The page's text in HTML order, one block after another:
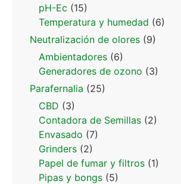
pH-Ec (15)
Temperatura y humedad (6)
Neutralización de olores (9)
Ambientadores (6)
Generadores de ozono (3)
Parafernalia (25)
CBD (3)
Contadora de Semillas (2)
Envasado (7)
Grinders (2)
Papel de fumar y filtros (1)
Pipas y bongs (5)